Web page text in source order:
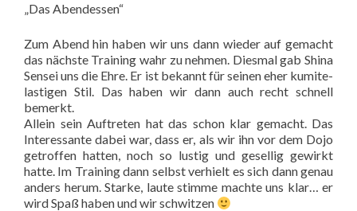
„Das Abendessen“
Zum Abend hin haben wir uns dann wieder auf gemacht
das nächste Training wahr zu nehmen. Diesmal gab Shina
Sensei uns die Ehre. Er ist bekannt für seinen eher kumite-
lastigen Stil. Das haben wir dann auch recht schnell
bemerkt.
Allein sein Auftreten hat das schon klar gemacht. Das
Interessante dabei war, dass er, als wir ihn vor dem Dojo
getroffen hatten, noch so lustig und gesellig gewirkt
hatte. Im Training dann selbst verhielt es sich dann genau
anders herum. Starke, laute stimme machte uns klar… er
wird Spaß haben und wir schwitzen